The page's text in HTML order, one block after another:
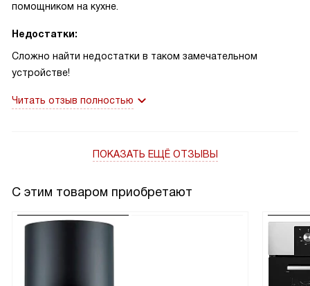
помощником на кухне.
Недостатки:
Сложно найти недостатки в таком замечательном
устройстве!
Читать отзыв полностью
ПОКАЗАТЬ ЕЩЁ ОТЗЫВЫ
С этим товаром приобретают